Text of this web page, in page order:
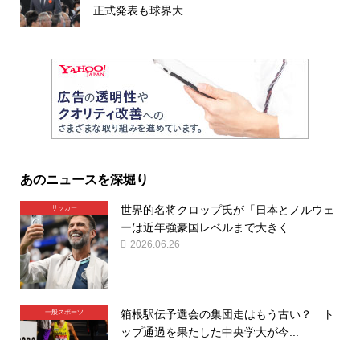
正式発表も球界大...
あのニュースを深堀り
サッカー
世界的名将クロップ氏が「日本とノルウェ
ーは近年強豪国レベルまで大きく...
2026.06.26
一般スポーツ
箱根駅伝予選会の集団走はもう古い？ ト
ップ通過を果たした中央学大が今...